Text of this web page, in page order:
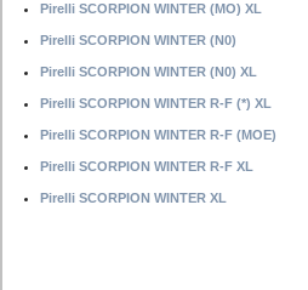
Pirelli SCORPION WINTER (MO) XL
Pirelli SCORPION WINTER (N0)
Pirelli SCORPION WINTER (N0) XL
Pirelli SCORPION WINTER R-F (*) XL
Pirelli SCORPION WINTER R-F (MOE)
Pirelli SCORPION WINTER R-F XL
Pirelli SCORPION WINTER XL